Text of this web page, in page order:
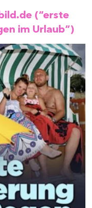
(“erste
im Urlaub”)